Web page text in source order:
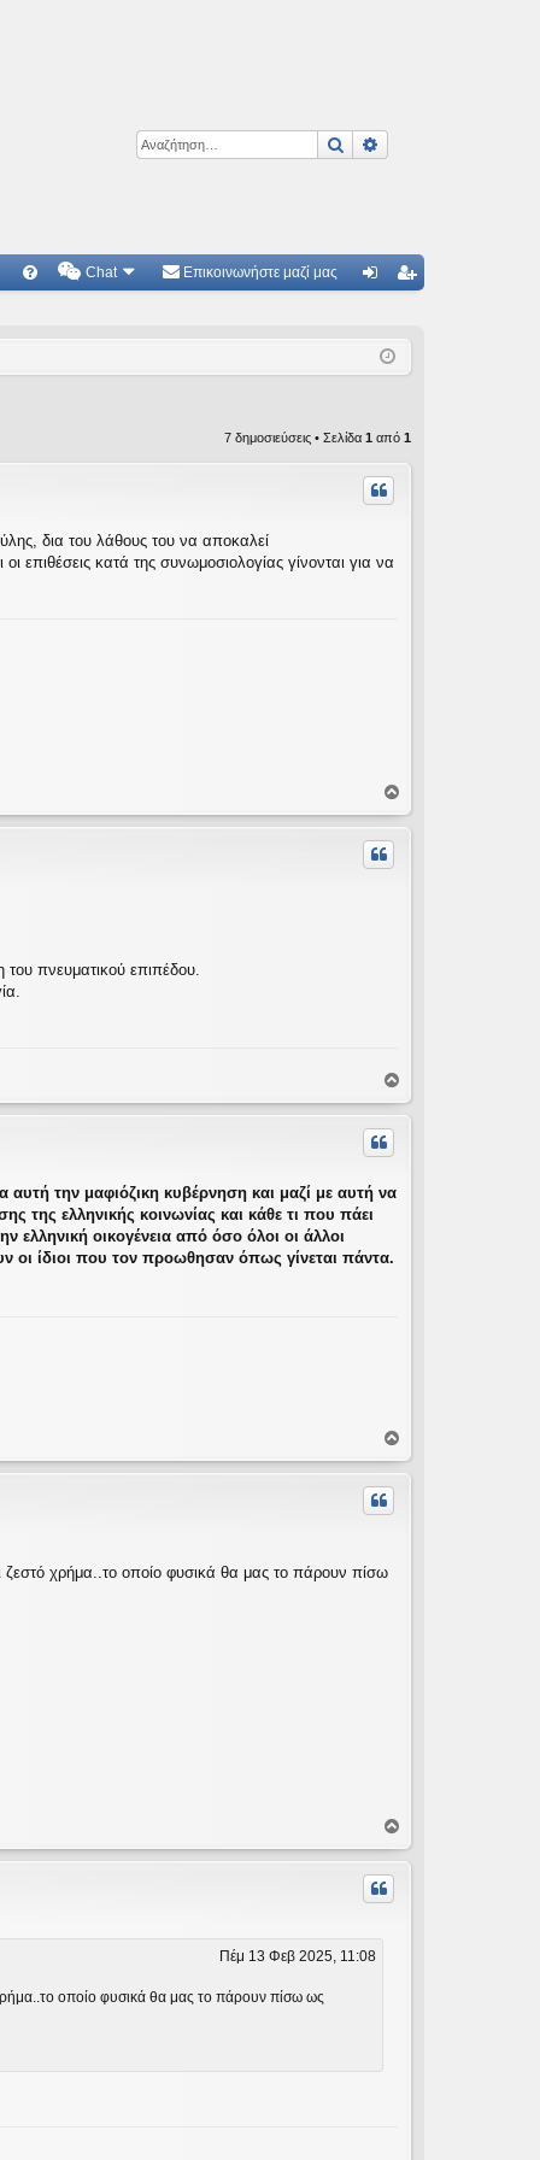
Αναζήτηση
Γ
Chat Επικοινωνήστε μαζί μας
ρα
7 δημοσιεύσεις • Σελίδα 1 από 1
δια του λάθους του να αποκαλεί
επιθέσεις κατά της συνωμοσιολογίας γίνονται για να
ο
ρ
πνευματικού επιπέδου.
ο
ρ
αυτή την μαφιόζικη κυβέρνηση και μαζί με αυτή να
της ελληνικής κοινωνίας και κάθε τι που πάει
ελληνική οικογένεια από όσο όλοι οι άλλοι
οι ίδιοι που τον προωθησαν όπως γίνεται πάντα.
ο
ρ
ζεστό χρήμα..το οποίο φυσικά θα μας το πάρουν πίσω
ο
ρ
Πέμ 13 Φεβ 2025, 11:08
οποίο φυσικά θα μας το πάρουν πίσω ως